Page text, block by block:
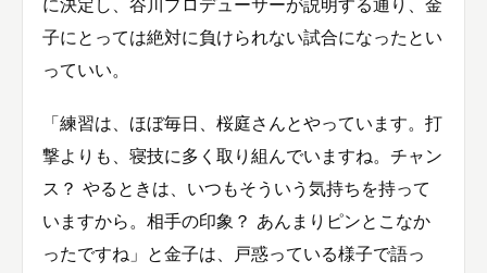
子にとっては絶対に負けられない試合になったとい
っていい。
「練習は、ほぼ毎日、桜庭さんとやっています。打
撃よりも、寝技に多く取り組んでいますね。チャン
ス？ やるときは、いつもそういう気持ちを持って
いますから。相手の印象？ あんまりピンとこなか
ったですね」と金子は、戸惑っている様子で語っ